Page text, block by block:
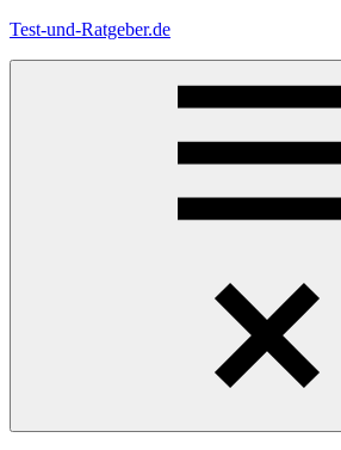
Zum
Test-und-Ratgeber.de